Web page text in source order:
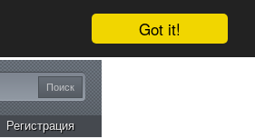
Got it!
Регистрация